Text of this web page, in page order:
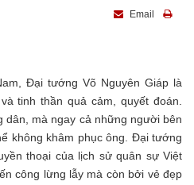
Email
Đại tướng Võ Nguyên Giáp là
tinh thần quả cảm, quyết đoán.
dân, mà ngay cả những người bên
không khâm phục ông. Đại tướng
thoại của lịch sử quân sự Việt
công lừng lẫy mà còn bởi vẻ đẹp